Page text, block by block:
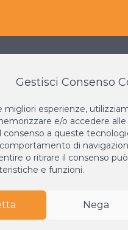
SOKA
IL
IL
LA
Gestisci Consenso
migliori esperienze,
e/o accedere
consenso a queste
di
o ritirare il consenso
e funzioni.
Nega